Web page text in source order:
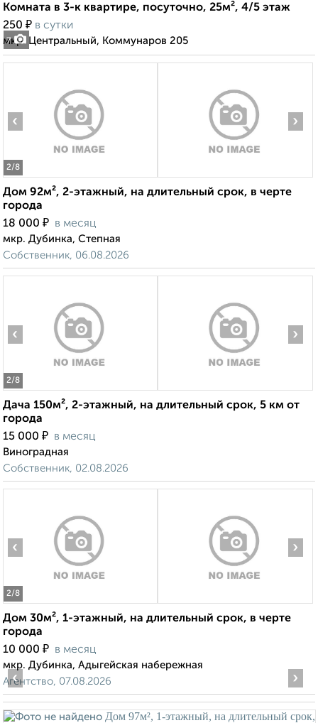
7
Комната в 3-к квартире, посуточно, 25м², 4/5 этаж
250 ₽ в сутки
мкр. Центральный, Коммунаров 205
2/8
‹ ›
Дом 92м², 2-этажный, на длительный срок, в черте
города
18 000 ₽ в месяц
мкр. Дубинка, Степная
Собственник, 06.08.2026
2/8
‹ ›
Дача 150м², 2-этажный, на длительный срок, 5 км от
города
15 000 ₽ в месяц
Виноградная
Собственник, 02.08.2026
2/8
‹ ›
Дом 30м², 1-этажный, на длительный срок, в черте
города
10 000 ₽ в месяц
мкр. Дубинка, Адыгейская набережная
Агентство, 07.08.2026
‹ ›